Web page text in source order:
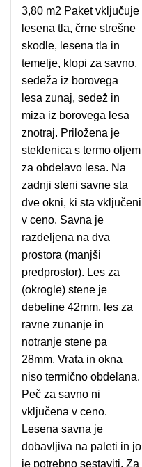
3,80 m2 Paket vključuje
lesena tla, črne strešne
skodle, lesena tla in
temelje, klopi za savno,
sedeža iz borovega
lesa zunaj, sedež in
miza iz borovega lesa
znotraj. Priložena je
steklenica s termo oljem
za obdelavo lesa. Na
zadnji steni savne sta
dve okni, ki sta vključeni
v ceno. Savna je
razdeljena na dva
prostora (manjši
predprostor). Les za
(okrogle) stene je
debeline 42mm, les za
ravne zunanje in
notranje stene pa
28mm. Vrata in okna
niso termično obdelana.
Peč za savno ni
vključena v ceno.
Lesena savna je
dobavljiva na paleti in jo
je potrebno sestaviti. Za